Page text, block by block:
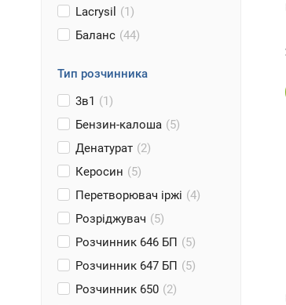
Lacrysil
(1)
Баланс (44)
Тип розчинника
3в1 (1)
Бензин-калоша (5)
Денатурат (2)
Керосин (5)
Перетворювач іржі (4)
Розріджувач (5)
Розчинник 646 БП (5)
Розчинник 647 БП (5)
Розчинник 650 (2)